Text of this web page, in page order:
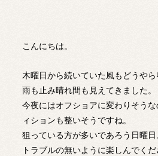
こんにちは。
木曜日から続いていた風もどうやら
雨も止み晴れ間も見えてきました。
今夜にはオフショアに変わりそう
ィションも整いそうですね。
狙っている方が多いであろう日曜日
トラブルの無いように楽しんでくだ